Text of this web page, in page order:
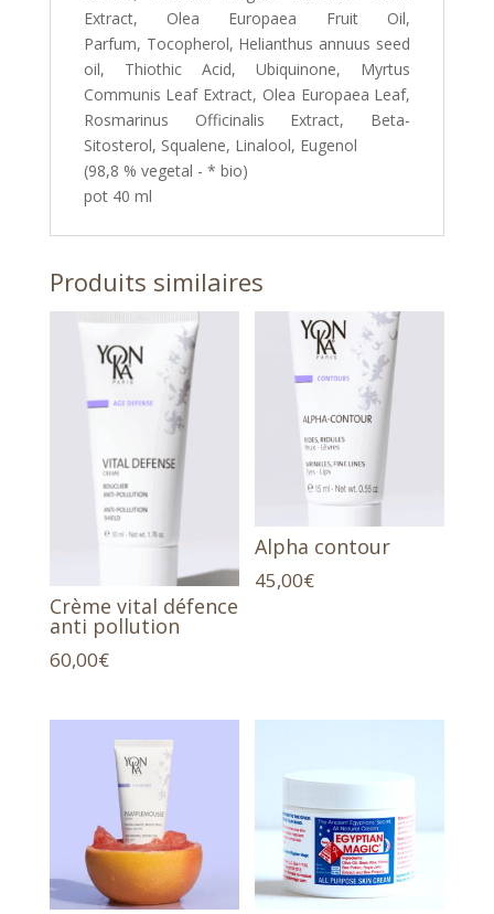
Extract, Olea Europaea Fruit Oil,
Parfum, Tocopherol, Helianthus annuus seed
oil, Thiothic Acid, Ubiquinone, Myrtus
Communis Leaf Extract, Olea Europaea Leaf,
Rosmarinus Officinalis Extract, Beta-
Sitosterol, Squalene, Linalool, Eugenol
(98,8 % vegetal - * bio)
pot 40 ml
Produits similaires
Crème vital défence
anti pollution
60,00€
Alpha contour
45,00€